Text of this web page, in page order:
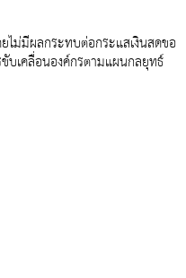
ไม่มีผลกระทบต่อกระแสเงินสดขอ
เคลื่อนองค์กรตามแผนกลยุทธ์